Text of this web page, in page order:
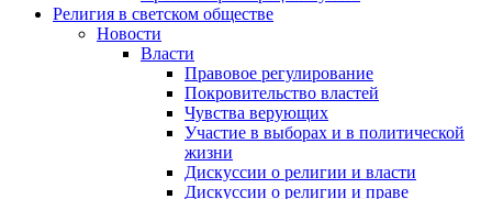
Религия в светском обществе
Новости
Власти
Правовое регулирование
Покровительство властей
Чувства верующих
Участие в выборах и в политической
жизни
Дискуссии о религии и власти
Дискуссии о религии и праве